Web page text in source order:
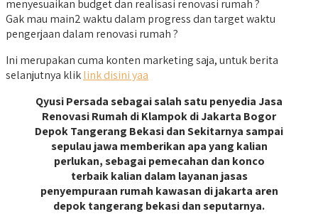
menyesuaikan budget dan realisasi renovasi rumah ?
Gak mau main2 waktu dalam progress dan target waktu
pengerjaan dalam renovasi rumah ?
Ini merupakan cuma konten marketing saja, untuk berita
selanjutnya kliklink disini yaa
Qyusi Persada sebagai salah satu penyedia Jasa
Renovasi Rumah di Klampok di Jakarta Bogor
Depok Tangerang Bekasi dan Sekitarnya sampai
sepulau jawa memberikan apa yang kalian
perlukan, sebagai pemecahan dan konco
terbaik kalian dalam layanan jasas
penyempuraan rumah kawasan di jakarta aren
depok tangerang bekasi dan seputarnya.